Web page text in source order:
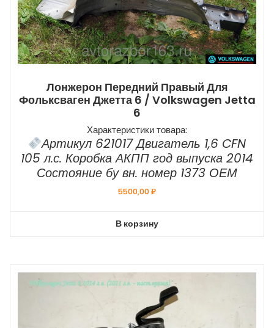
Лонжерон Передний Правый Для
Фольксваген Джетта 6 / Volkswagen Jetta
6
Характеристики товара:
Артикул 621017 Двигатель 1,6 CFN
105 л.с. Коробка АКПП год выпуска 2014
Состояние бу вн. номер 1373 ОЕМ
5500,00₽
В корзину